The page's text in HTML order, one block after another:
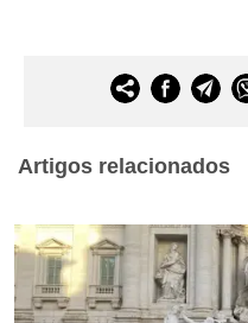
Artigos relacionados